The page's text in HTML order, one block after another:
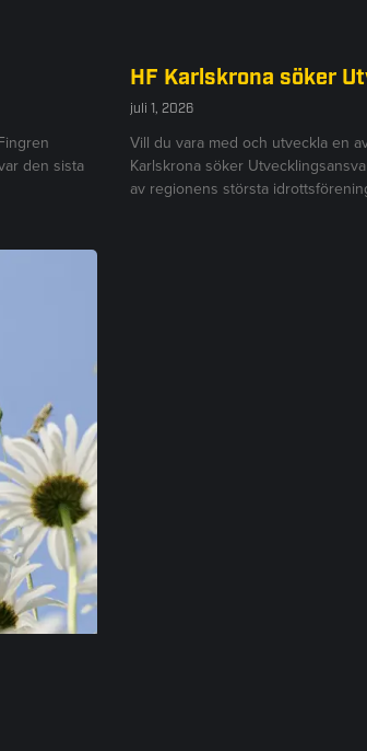
den sista
HF Karlskrona söker
juli 1, 2026
Vill du vara med och utveckla en
Karlskrona söker
av regionens största